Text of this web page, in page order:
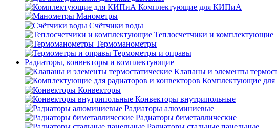
Комплектующие для КИПиА
Манометры
Счётчики воды
Теплосчетчики и комплектующие
Термоманометры
Термометры и оправы
Радиаторы, конвекторы и комплектующие
Клапаны и элементы
Комплектующие для
Конвекторы
Конвекторы внутрипольные
Радиаторы алюминиевые
Радиаторы биметаллические